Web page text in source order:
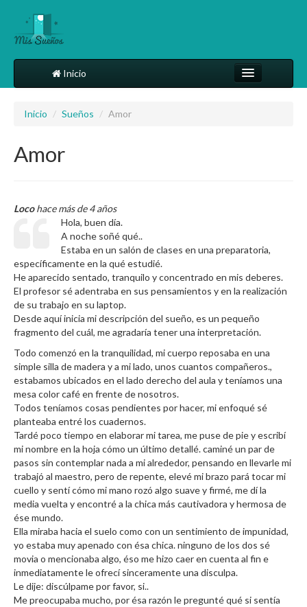
Inicio
Más
Inicio / Sueños / Amor
Amor
Locohace más de 4 años
Hola, buen día.
A noche soñé qué..
Estaba en un salón de clases en una preparatoria,
específicamente en la qué estudié.
He aparecido sentado, tranquilo y concentrado en mis deberes.
El profesor sé adentraba en sus pensamientos y en la realización
de su trabajo en su laptop.
Desde aquí inicia mi descripción del sueño, es un pequeño
fragmento del cuál, me agradaría tener una interpretación.
Todo comenzó en la tranquilidad, mi cuerpo reposaba en una
simple silla de madera y a mi lado, unos cuantos compañeros.,
estabamos ubicados en el lado derecho del aula y teníamos una
mesa color café en frente de nosotros.
Todos teníamos cosas pendientes por hacer, mi enfoqué sé
planteaba entré los cuadernos.
Tardé poco tiempo en elaborar mi tarea, me puse de pie y escribí
mi nombre en la hoja cómo un último detallé. caminé un par de
pasos sin contemplar nada a mi alrededor, pensando en llevarle mi
trabajó al maestro, pero de repente, elevé mi brazo pará tocar mi
cuello y sentí cómo mi mano rozó algo suave y firmé, me dí la
media vuelta y encontré a la chica más cautivadora y hermosa de
ése mundo.
Ella miraba hacia el suelo como con un sentimiento de impunidad,
yo estaba muy apenado con ésa chica. ninguno de los dos sé
movia o mencionaba algo, éso me hizo caer en cuenta al fin e
inmediatamente le ofrecí sinceramente una disculpa.
Le dije: discúlpame por favor, si..
Me preocupaba mucho, por ésa razón le pregunté qué si sentía